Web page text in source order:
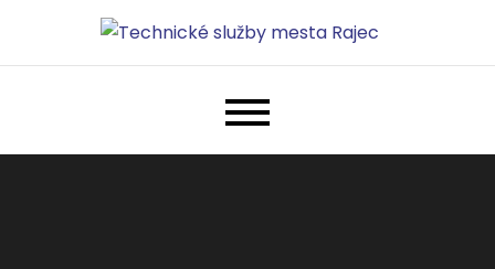
Technické služby mesta Rajec
Len ďalšia WordPress stránka